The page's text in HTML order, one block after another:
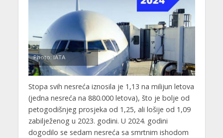
Photo: IATA
Stopa svih nesreća iznosila je 1,13 na milijun letova
(jedna nesreća na 880.000 letova), što je bolje od
petogodišnjeg prosjeka od 1,25, ali lošije od 1,09
zabilježenog u 2023. godini. U 2024. godini
dogodilo se sedam nesreća sa smrtnim ishodom